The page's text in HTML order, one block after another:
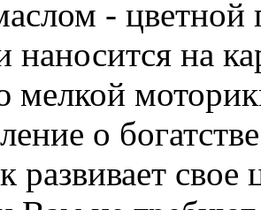
- цветной
на
мелкой
о
развивает свое